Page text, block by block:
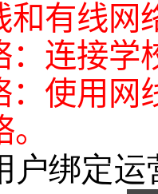
和有线网
：连接学
：使用网
户绑定